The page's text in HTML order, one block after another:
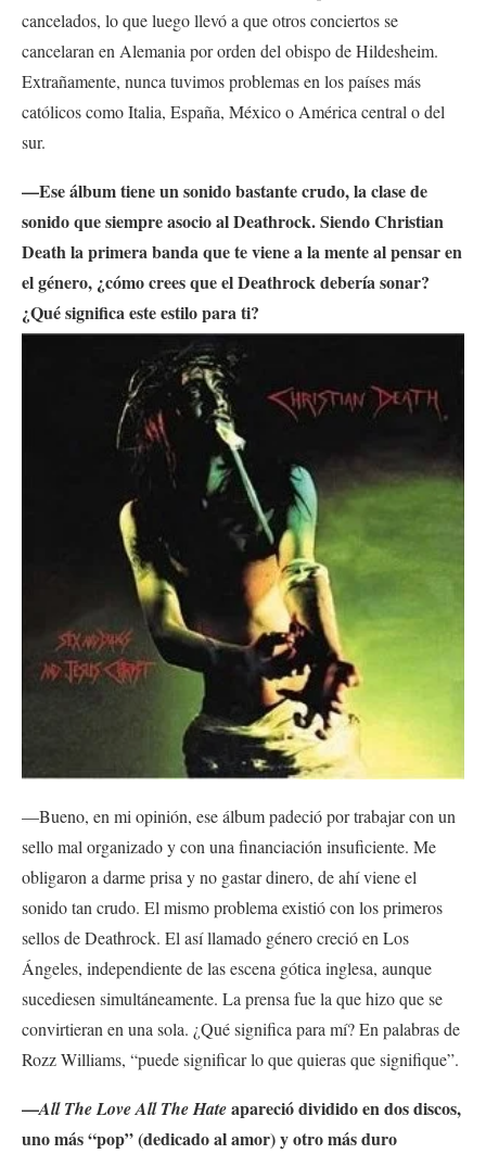
cancelados, lo que luego llevó a que otros conciertos se
cancelaran en Alemania por orden del obispo de Hildesheim.
Extrañamente, nunca tuvimos problemas en los países más
católicos como Italia, España, México o América central o del
sur.
—Ese álbum tiene un sonido bastante crudo, la clase de
sonido que siempre asocio al Deathrock. Siendo Christian
Death la primera banda que te viene a la mente al pensar en
el género, ¿cómo crees que el Deathrock debería sonar?
¿Qué significa este estilo para ti?
—Bueno, en mi opinión, ese álbum padeció por trabajar con un
sello mal organizado y con una financiación insuficiente. Me
obligaron a darme prisa y no gastar dinero, de ahí viene el
sonido tan crudo. El mismo problema existió con los primeros
sellos de Deathrock. El así llamado género creció en Los
Ángeles, independiente de las escena gótica inglesa, aunque
sucediesen simultáneamente. La prensa fue la que hizo que se
convirtieran en una sola. ¿Qué significa para mí? En palabras de
Rozz Williams, “puede significar lo que quieras que signifique”.
—All The Love All The Hateapareció dividido en dos discos,
uno más “pop” (dedicado al amor) y otro más duro